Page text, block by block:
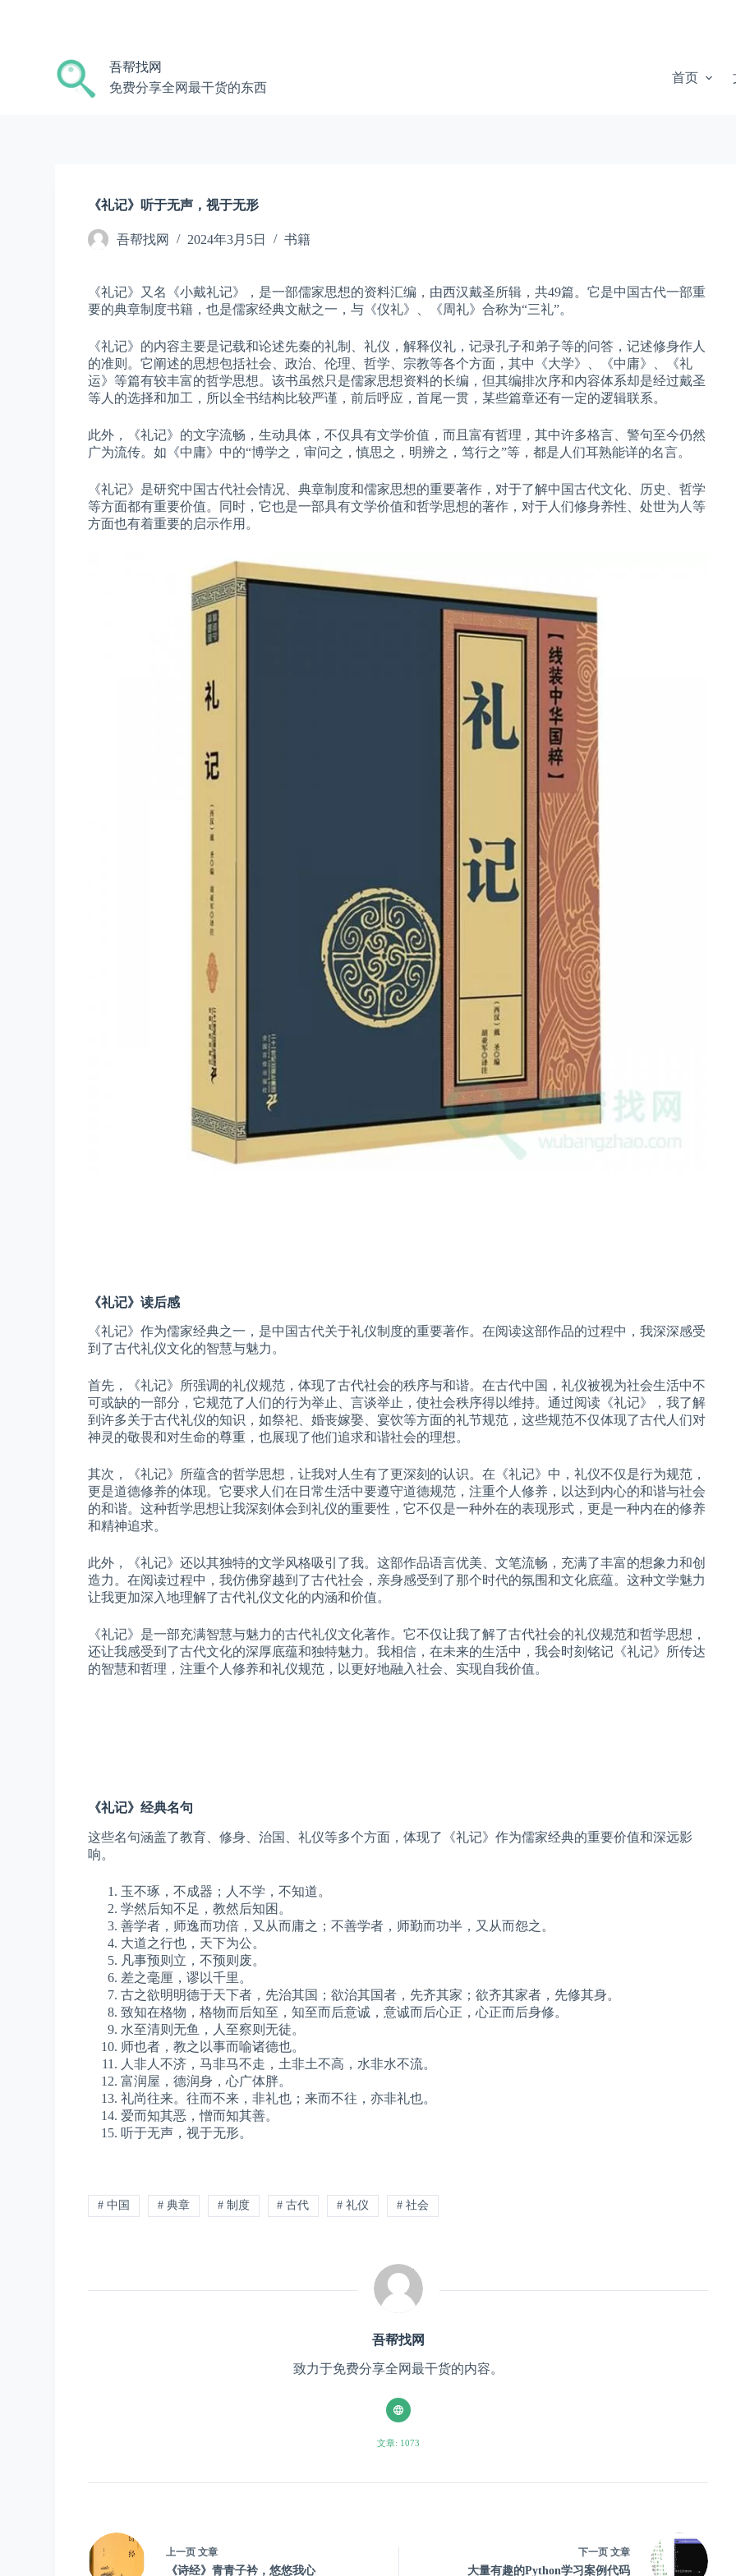
吾帮找网
免费分享全网最干货的东西
首页
《礼记》听于无声，视于无形
吾帮找网 2024年3月5日 书籍
《礼记》又名《小戴礼记》，是一部儒家思想的资料汇编，由西汉戴圣所辑，共49篇。它是中国古代一部重
要的典章制度书籍，也是儒家经典文献之一，与《仪礼》、《周礼》合称为“三礼”。
《礼记》的内容主要是记载和论述先秦的礼制、礼仪，解释仪礼，记录孔子和弟子等的问答，记述修身作人
的准则。它阐述的思想包括社会、政治、伦理、哲学、宗教等各个方面，其中《大学》、《中庸》、《礼
运》等篇有较丰富的哲学思想。该书虽然只是儒家思想资料的长编，但其编排次序和内容体系却是经过戴圣
等人的选择和加工，所以全书结构比较严谨，前后呼应，首尾一贯，某些篇章还有一定的逻辑联系。
此外，《礼记》的文字流畅，生动具体，不仅具有文学价值，而且富有哲理，其中许多格言、警句至今仍然
广为流传。如《中庸》中的“博学之，审问之，慎思之，明辨之，笃行之”等，都是人们耳熟能详的名言。
《礼记》是研究中国古代社会情况、典章制度和儒家思想的重要著作，对于了解中国古代文化、历史、哲学
等方面都有重要价值。同时，它也是一部具有文学价值和哲学思想的著作，对于人们修身养性、处世为人等
方面也有着重要的启示作用。
《礼记》读后感
《礼记》作为儒家经典之一，是中国古代关于礼仪制度的重要著作。在阅读这部作品的过程中，我深深感受
到了古代礼仪文化的智慧与魅力。
首先，《礼记》所强调的礼仪规范，体现了古代社会的秩序与和谐。在古代中国，礼仪被视为社会生活中不
可或缺的一部分，它规范了人们的行为举止、言谈举止，使社会秩序得以维持。通过阅读《礼记》，我了解
到许多关于古代礼仪的知识，如祭祀、婚丧嫁娶、宴饮等方面的礼节规范，这些规范不仅体现了古代人们对
神灵的敬畏和对生命的尊重，也展现了他们追求和谐社会的理想。
其次，《礼记》所蕴含的哲学思想，让我对人生有了更深刻的认识。在《礼记》中，礼仪不仅是行为规范，
更是道德修养的体现。它要求人们在日常生活中要遵守道德规范，注重个人修养，以达到内心的和谐与社会
的和谐。这种哲学思想让我深刻体会到礼仪的重要性，它不仅是一种外在的表现形式，更是一种内在的修养
和精神追求。
此外，《礼记》还以其独特的文学风格吸引了我。这部作品语言优美、文笔流畅，充满了丰富的想象力和创
造力。在阅读过程中，我仿佛穿越到了古代社会，亲身感受到了那个时代的氛围和文化底蕴。这种文学魅力
让我更加深入地理解了古代礼仪文化的内涵和价值。
《礼记》是一部充满智慧与魅力的古代礼仪文化著作。它不仅让我了解了古代社会的礼仪规范和哲学思想，
还让我感受到了古代文化的深厚底蕴和独特魅力。我相信，在未来的生活中，我会时刻铭记《礼记》所传达
的智慧和哲理，注重个人修养和礼仪规范，以更好地融入社会、实现自我价值。
《礼记》经典名句
这些名句涵盖了教育、修身、治国、礼仪等多个方面，体现了《礼记》作为儒家经典的重要价值和深远影
响。
玉不琢，不成器；人不学，不知道。
学然后知不足，教然后知困。
善学者，师逸而功倍，又从而庸之；不善学者，师勤而功半，又从而怨之。
大道之行也，天下为公。
凡事预则立，不预则废。
差之毫厘，谬以千里。
古之欲明明德于天下者，先治其国；欲治其国者，先齐其家；欲齐其家者，先修其身。
致知在格物，格物而后知至，知至而后意诚，意诚而后心正，心正而后身修。
水至清则无鱼，人至察则无徒。
师也者，教之以事而喻诸德也。
人非人不济，马非马不走，土非土不高，水非水不流。
富润屋，德润身，心广体胖。
礼尚往来。往而不来，非礼也；来而不往，亦非礼也。
爱而知其恶，憎而知其善。
听于无声，视于无形。
# 中国 # 典章 # 制度 # 古代 # 礼仪 # 社会
吾帮找网
致力于免费分享全网最干货的内容。
文章: 1073
上一页文章
《诗经》青青子衿，悠悠我心
下一页 文章
大量有趣的Python学习案例代码